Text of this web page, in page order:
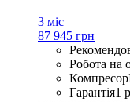
3 міс
87 945 грн
Робота на
Компресор
Гарантія1